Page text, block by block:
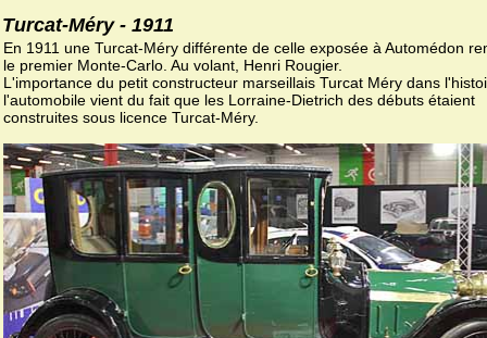
Turcat-Méry - 1911
En 1911 une Turcat-Méry différente de celle exposée à Automédon
le premier Monte-Carlo. Au volant, Henri Rougier.
L'importance du petit constructeur marseillais Turcat Méry dans
l'automobile vient du fait que les Lorraine-Dietrich des débuts étaient
construites sous licence Turcat-Méry.